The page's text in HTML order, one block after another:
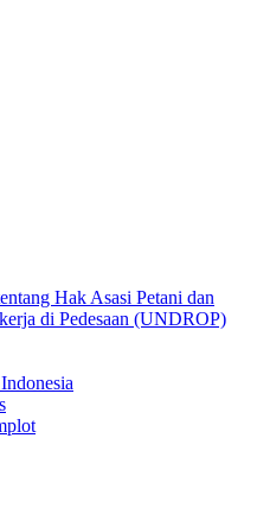
Hak Asasi Petani dan
di Pedesaan (UNDROP)